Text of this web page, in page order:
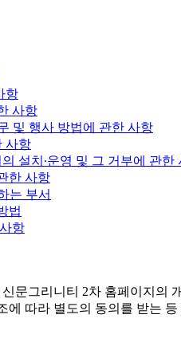
항
사항
및 행사 방법에 관한 사항
사항
설치∙운영 및 그 거부에 관한
한 사항
는 부서
법
항
문그리니티 2차 홈페이지의
에 따라 별도의 동의를 받는